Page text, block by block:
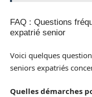
FAQ : Questions
expatrié senior
Voici quelques
seniors expatriés
Quelles démarches